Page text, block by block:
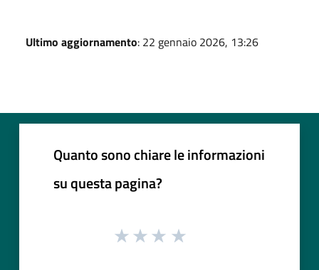
Ultimo aggiornamento: 22 gennaio 2026, 13:26
Quanto sono chiare le informazioni
su questa pagina?